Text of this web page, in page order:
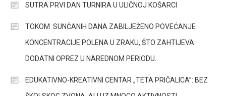
SUTRA PRVI DAN TURNIRA U ULIČNOJ KOŠARCI
TOKOM SUNČANIH DANA ZABILJEŽENO POVEĆANJE
KONCENTRACIJE POLENA U ZRAKU, ŠTO ZAHTIJEVA
DODATNI OPREZ U NAREDNOM PERIODU.
EDUKATIVNO-KREATIVNI CENTAR „TETA PRIČALICA”: BEZ